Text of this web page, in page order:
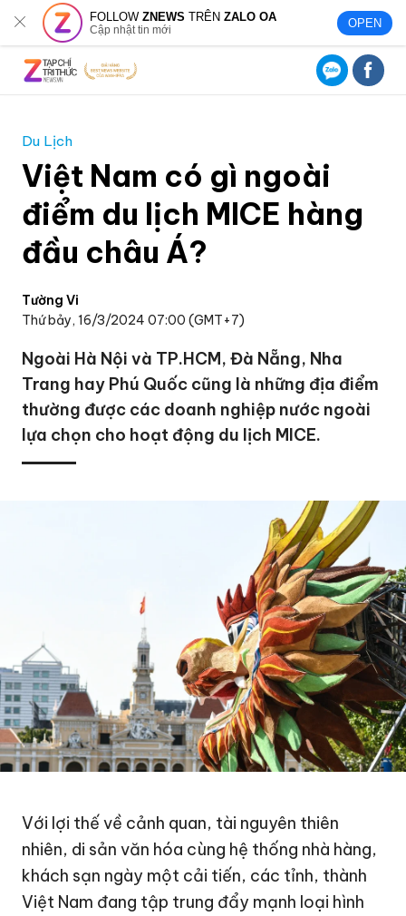
FOLLOWZNEWS TRÊNZALO OA
Cập nhật tin mới OPEN
Du Lịch
Việt Nam có gì ngoài
điểm du lịch MICE hàng
đầu châu Á?
Tường Vi
Thứ bảy, 16/3/2024 07:00 (GMT+7)
Ngoài Hà Nội và TP.HCM, Đà Nẵng, Nha
Trang hay Phú Quốc cũng là những địa điểm
thường được các doanh nghiệp nước ngoài
lựa chọn cho hoạt động du lịch MICE.
Với lợi thế về cảnh quan, tài nguyên thiên
nhiên, di sản văn hóa cùng hệ thống nhà hàng,
khách sạn ngày một cải tiến, các tỉnh, thành
Việt Nam đang tập trung đẩy mạnh loại hình